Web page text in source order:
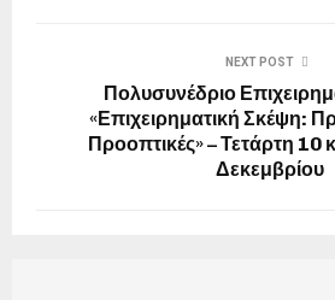
NEXT POST
Πολυσυνέδριο
«Επιχειρηματική Σκέψη:
Προοπτικές» – Τετάρτη 10
Δεκεμβρίου